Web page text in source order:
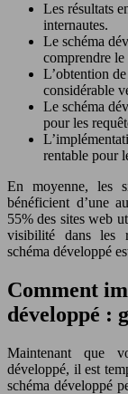
Les résultats
internautes.
Le schéma
comprendre le
L’obtention
considérable
Le schéma
pour les
rentable pour
En moyenne, les
bénéficient d’une
55% des sites web
visibilité dans les
schéma développé
Comment
développé :
Maintenant que
développé, il est
schéma développé